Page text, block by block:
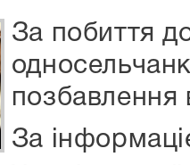
За побиття
позбавлення
За